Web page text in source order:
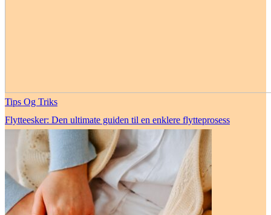
Tips Og Triks
Flytteesker: Den ultimate guiden til en enklere flytteprosess